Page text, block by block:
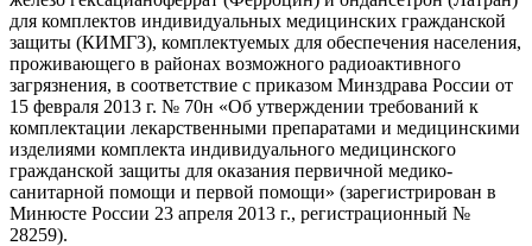
для комплектов индивидуальных медицинских гражданской
защиты (КИМГЗ), комплектуемых для обеспечения населения,
проживающего в районах возможного радиоактивного
загрязнения, в соответствие с приказом Минздрава России от
15 февраля 2013 г. № 70н «Об утверждении требований к
комплектации лекарственными препаратами и медицинскими
изделиями комплекта индивидуального медицинского
гражданской защиты для оказания первичной медико-
санитарной помощи и первой помощи» (зарегистрирован в
Минюсте России 23 апреля 2013 г., регистрационный №
28259).